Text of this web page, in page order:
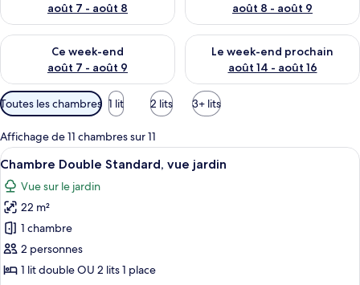
août 7 - août 8
août 8 - août 9
Ce week-end
août 7 - août 9
Vérifier la disponibilité pour ce week-end août 7 - août 9
Le week-end prochain
août 14 - août 16
Vérifier la disponibilité pour
Filtres
disponibles
pour
les
chambres
Toutes les chambres 1 lit 2 lits 3+ lits
Affichage de 11 chambres sur 11
Afficher
toutes
les
photos
pour
ce
type
Une chambre d’hôtel comprenant
4
Chambre Double Standard, vue jardin
Vue sur le jardin
22 m²
1 chambre
2 personnes
1 lit double OU 2 lits 1 place